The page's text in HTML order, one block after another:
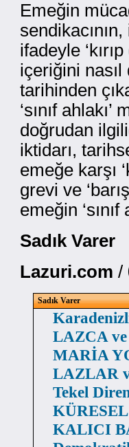
Emeğin
ifadeyle
içeriğini nasıl
tarihinden
‘sınıf
doğrudan
iktidarı,
emeğe karşı
grevi ve
emeğin
Sadık Varer
Lazuri.com /
Sadık Varer
LAZCA
MARİA
LAZLAR
Tekel
KALICI